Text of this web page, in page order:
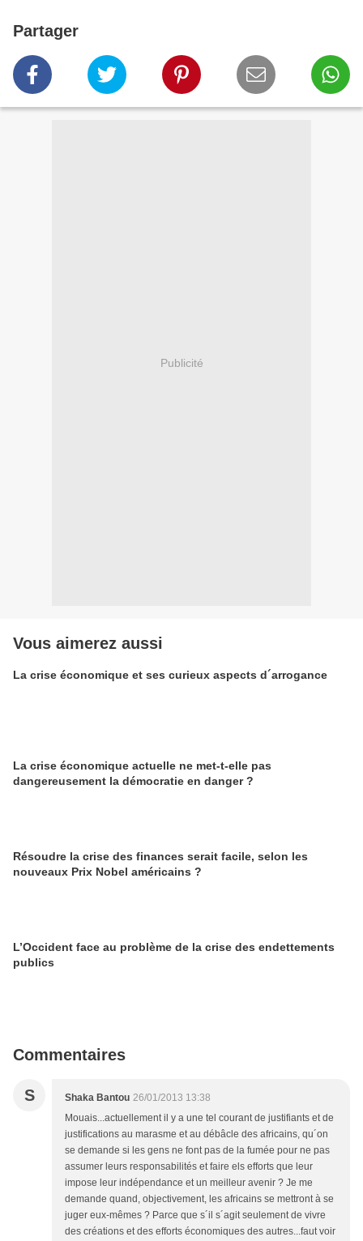
Partager
Publicité
Vous aimerez aussi
La crise économique et ses curieux aspects d´arrogance
La crise économique actuelle ne met-t-elle pas
dangereusement la démocratie en danger ?
Résoudre la crise des finances serait facile, selon les
nouveaux Prix Nobel américains ?
L’Occident face au problème de la crise des endettements
publics
Commentaires
S Shaka Bantou 26/01/2013 13:38
Mouais...actuellement il y a une tel courant de justifiants et de
justifications au marasme et au débâcle des africains, qu´on
se demande si les gens ne font pas de la fumée pour ne pas
assumer leurs responsabilités et faire els efforts que leur
impose leur indépendance et un meilleur avenir ? Je me
demande quand, objectivement, les africains se mettront à se
juger eux-mêmes ? Parce que s´il s´agit seulement de vivre
des créations et des efforts économiques des autres...faut voir